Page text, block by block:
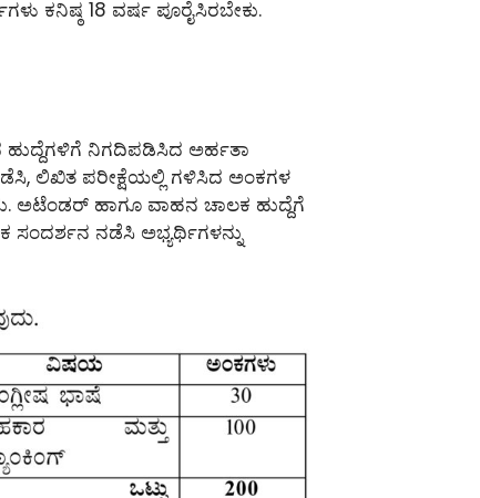
ಕನಿಷ್ಠ 18 ವರ್ಷ ಪೂರೈಸಿರಬೇಕು.
ನಿಗದಿಪಡಿಸಿದ ಅರ್ಹತಾ
ಲಿಖಿತ ಪರೀಕ್ಷೆಯಲ್ಲಿ ಗಳಿಸಿದ ಅಂಕಗಳ
ಅಟೆಂಡರ್ ಹಾಗೂ ವಾಹನ ಚಾಲಕ ಹುದ್ದೆಗೆ
ನಡೆಸಿ ಅಭ್ಯರ್ಥಿಗಳನ್ನು